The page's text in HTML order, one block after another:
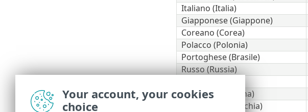
Italiano (Italia)
Giapponese (Giappone)
Coreano (Corea)
Polacco (Polonia)
Portoghese (Brasile)
Russo (Russia)
Spagnolo (Spagna)
Slovacco (Slovacchia)
Your account, your cookies
choice